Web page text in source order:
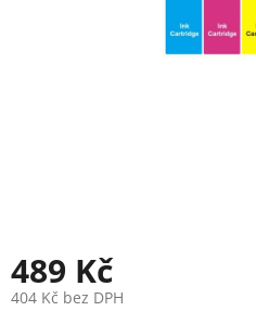
489 Kč
404 Kč bez DPH